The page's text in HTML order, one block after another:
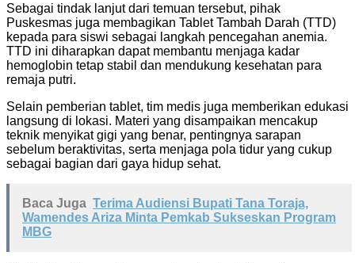
Sebagai tindak lanjut dari temuan tersebut, pihak
Puskesmas juga membagikan Tablet Tambah Darah (TTD)
kepada para siswi sebagai langkah pencegahan anemia.
TTD ini diharapkan dapat membantu menjaga kadar
hemoglobin tetap stabil dan mendukung kesehatan para
remaja putri.
Selain pemberian tablet, tim medis juga memberikan edukasi
langsung di lokasi. Materi yang disampaikan mencakup
teknik menyikat gigi yang benar, pentingnya sarapan
sebelum beraktivitas, serta menjaga pola tidur yang cukup
sebagai bagian dari gaya hidup sehat.
Baca Juga Terima Audiensi Bupati Tana Toraja,
Wamendes Ariza Minta Pemkab Sukseskan Program
MBG